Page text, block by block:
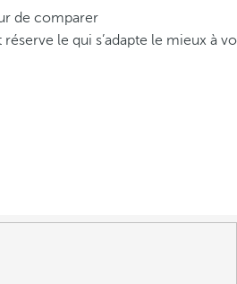
de comparer
le qui s’adapte le mieux à